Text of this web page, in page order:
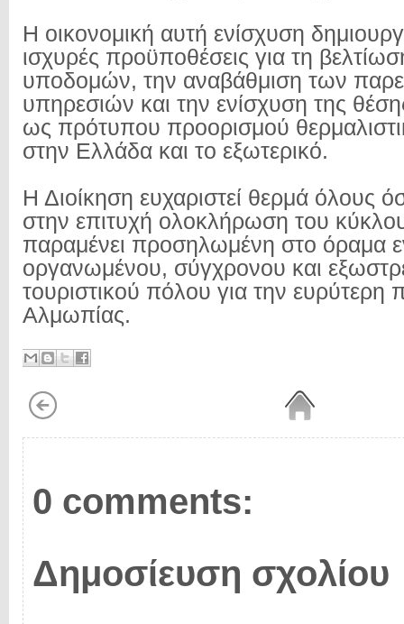
Η οικονομική αυτή ενίσχυση
ισχυρές προϋποθέσεις για τη
υποδομών, την αναβάθμιση των
υπηρεσιών και την ενίσχυση της
ως πρότυπου προορισμού
στην Ελλάδα και το εξωτερικό.
Η Διοίκηση ευχαριστεί θερμά όλους
στην επιτυχή ολοκλήρωση του
παραμένει προσηλωμένη στο όραμα
οργανωμένου, σύγχρονου και
τουριστικού πόλου για την ευρύτερη
Αλμωπίας.
0 comments:
Δημοσίευση σχολίου